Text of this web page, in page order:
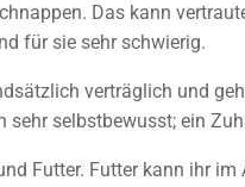
Das kann
für sie sehr schwierig.
verträglich und
selbstbewusst; ein
Futter. Futter kann ihr